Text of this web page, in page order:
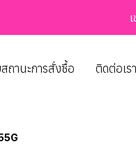
ถานะการสั่งซื้อ ติดต่อเรา